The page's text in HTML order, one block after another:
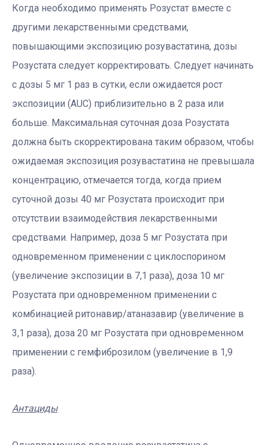
Когда необходимо применять Розустат вместе с
другими лекарственными средствами,
повышающими экспозицию розувастатина, дозы
Розустата следует корректировать. Следует начинать
с дозы 5 мг 1 раз в сутки, если ожидается рост
экспозиции (AUC) приблизительно в 2 раза или
больше. Максимальная суточная доза Розустата
должна быть скорректирована таким образом, чтобы
ожидаемая экспозиция розувастатина не превышала
концентрацию, отмечается тогда, когда прием
суточной дозы 40 мг Розустата происходит при
отсутствии взаимодействия лекарственными
средствами. Например, доза 5 мг Розустата при
одновременном применении с циклоспорином
(увеличение экспозиции в 7,1 раза), доза 10 мг
Розустата при одновременном применении с
комбинацией ритонавир/атаназавир (увеличение в
3,1 раза), доза 20 мг Розустата при одновременном
применении с гемфиброзилом (увеличение в 1,9
раза).
Антациды